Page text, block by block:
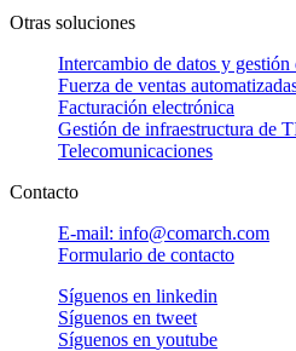
Otras soluciones
Intercambio de datos y gestión
Fuerza de ventas
Facturación electrónica
Gestión de infraestructura de
Telecomunicaciones
Contacto
E-mail: info@comarch.com
Formulario de contacto
Síguenos en linkedin
Síguenos en tweet
Síguenos en youtube